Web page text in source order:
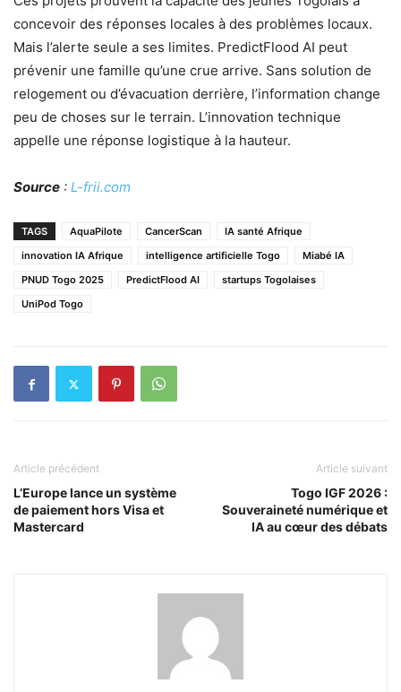
concevoir des réponses locales à des problèmes locaux.
Mais l’alerte seule a ses limites. PredictFlood AI peut
prévenir une famille qu’une crue arrive. Sans solution de
relogement ou d’évacuation derrière, l’information change
peu de choses sur le terrain. L’innovation technique
appelle une réponse logistique à la hauteur.
Source : L-frii.com
TAGS AquaPilote CancerScan
IA santé Afrique
innovation IA Afrique
intelligence artificielle Togo
Miabé IA
PNUD Togo 2025
PredictFlood AI
startups Togolaises
UniPod Togo
Article précédent
L’Europe lance un système
de paiement hors Visa et
Mastercard
Article suivant
Togo IGF 2026 :
Souveraineté numérique et
IA au cœur des débats